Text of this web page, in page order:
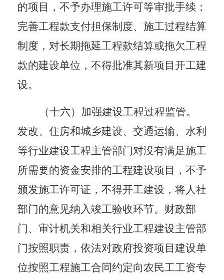
的项目，不予办理施工许可等审批手续 ；
完善工程款支付担保制度、施工过程结算
制度，对长期拖延工程款结算或拖欠工程
款的建设单位，不得批准其新项目开工建
设。
（十六）加强建设工程过程监管。
发改、住房和城乡建设、交通运输、水利
等行业建设工程主管部门对没有满足施工
所需要的资金安排的工程建设项目，不予
颁发施工许可证，不得开工建设 ，将人社
部门的意见纳入竣工验收环节。财政部
门、审计机关和相关行业工程建设主管部
门按照职责，依法对政府投资项目建设单
位按照工程施工合同约定向农民工工资专